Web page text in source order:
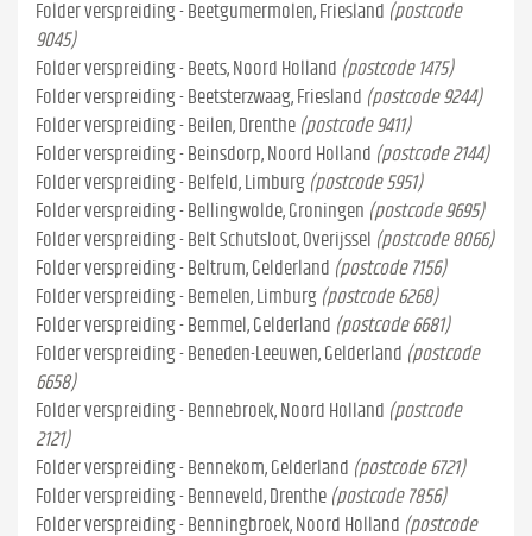
Folder verspreiding - Beetgumermolen, Friesland (postcode
9045)
Folder verspreiding - Beets, Noord Holland (postcode 1475)
Folder verspreiding - Beetsterzwaag, Friesland (postcode 9244)
Folder verspreiding - Beilen, Drenthe (postcode 9411)
Folder verspreiding - Beinsdorp, Noord Holland (postcode 2144)
Folder verspreiding - Belfeld, Limburg (postcode 5951)
Folder verspreiding - Bellingwolde, Groningen (postcode 9695)
Folder verspreiding - Belt Schutsloot, Overijssel (postcode 8066)
Folder verspreiding - Beltrum, Gelderland (postcode 7156)
Folder verspreiding - Bemelen, Limburg (postcode 6268)
Folder verspreiding - Bemmel, Gelderland (postcode 6681)
Folder verspreiding - Beneden-Leeuwen, Gelderland (postcode
6658)
Folder verspreiding - Bennebroek, Noord Holland (postcode
2121)
Folder verspreiding - Bennekom, Gelderland (postcode 6721)
Folder verspreiding - Benneveld, Drenthe (postcode 7856)
Folder verspreiding - Benningbroek, Noord Holland (postcode